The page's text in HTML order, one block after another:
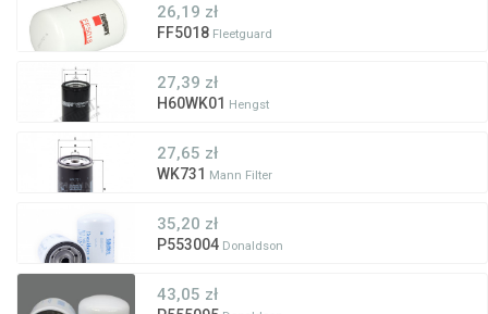
26,19 zł
FF5018 Fleetguard
27,39 zł
H60WK01 Hengst
27,65 zł
WK731 Mann Filter
35,20 zł
P553004 Donaldson
43,05 zł